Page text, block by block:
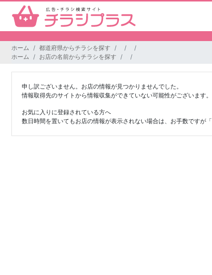
ホーム
都道府県からチラシを探す
ホーム
お店の名前からチラシを探す
申し訳ございません。お店の情報が見つかりませんでした。
情報取得先のサイトから情報収集ができていない可能性がございます。
お気に入りに登録されている方へ
数日時間を置いてもお店の情報が表示されない場合は、お手数ですが「